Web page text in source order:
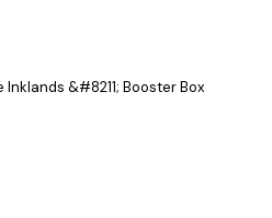
&#8211; Booster Box